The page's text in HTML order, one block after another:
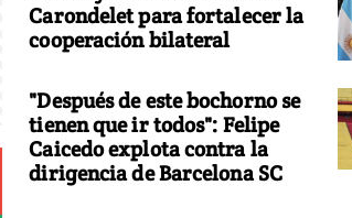
Carondelet para fortalecer la
cooperación bilateral
"Después de este bochorno se
tienen que ir todos": Felipe
Caicedo explota contra la
dirigencia de Barcelona SC